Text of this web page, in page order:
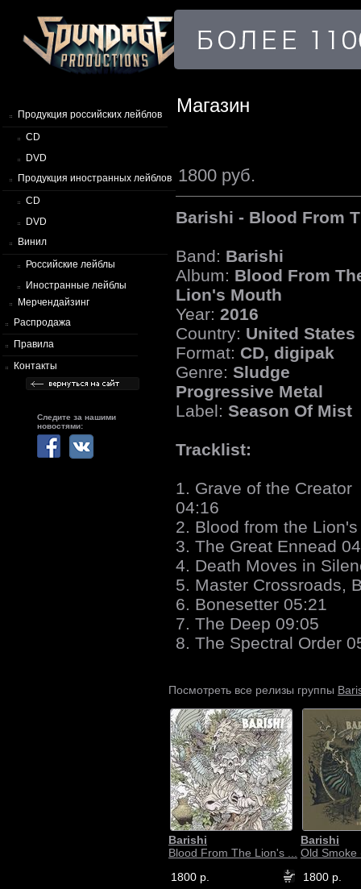
Продукция российских лейблов
CD
DVD
Продукция иностранных лейблов
CD
DVD
Винил
Российские лейблы
Иностранные лейблы
Мерчендайзинг
Распродажа
Правила
Контакты
Следите за нашими
новостями:
Магазин
1800 руб.
Barishi - Blood From
Band: Barishi
Album: Blood From
Lion's Mouth
Year: 2016
Country: United States
Format: CD, digipak
Genre: Sludge
Progressive Metal
Label: Season Of Mist
Tracklist:
1. Grave of the Creator
04:16
2. Blood from the
3. The Great Ennead
4. Death Moves in
5. Master Crossroads,
6. Bonesetter 05:21
7. The Deep 09:05
8. The Spectral Order
Посмотреть все релизы группы
Barishi
Blood From The Lion's ...
1800 р.
Barishi
Old Smoke
1800 р.